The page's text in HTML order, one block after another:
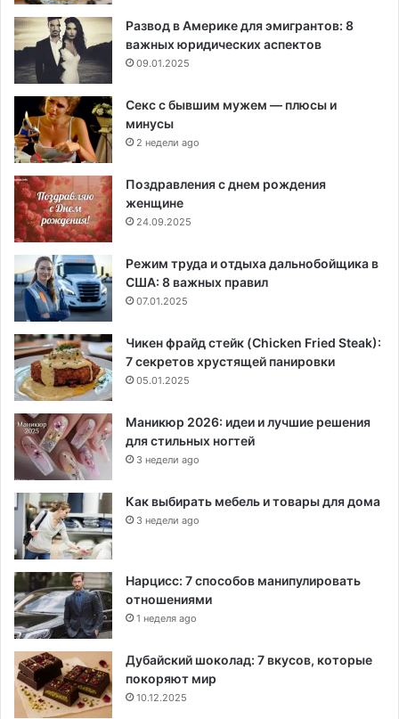
Развод в Америке для эмигрантов: 8
важных юридических аспектов
09.01.2025
Секс с бывшим мужем — плюсы и
минусы
2 недели ago
Поздравления с днем рождения
женщине
24.09.2025
Режим труда и отдыха дальнобойщика в
США: 8 важных правил
07.01.2025
Чикен фрайд стейк (Chicken Fried Steak):
7 секретов хрустящей панировки
05.01.2025
Маникюр 2026: идеи и лучшие решения
для стильных ногтей
3 недели ago
Как выбирать мебель и товары для дома
3 недели ago
Нарцисс: 7 способов манипулировать
отношениями
1 неделя ago
Дубайский шоколад: 7 вкусов, которые
покоряют мир
10.12.2025